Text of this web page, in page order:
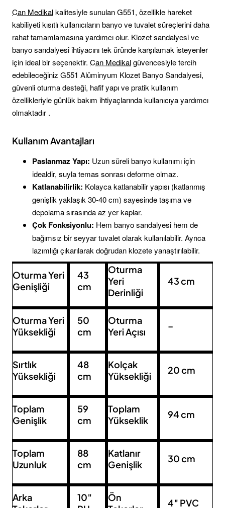
Can Medikalkalitesiyle sunulan G551, özellikle hareket
kabiliyeti kısıtlı kullanıcıların banyo ve tuvalet süreçlerini daha
rahat tamamlamasına yardımcı olur. Klozet sandalyesi ve
banyo sandalyesi ihtiyacını tek üründe karşılamak isteyenler
için ideal bir seçenektir. Can Medikalgüvencesiyle tercih
edebileceğiniz G551 Alüminyum Klozet Banyo Sandalyesi,
güvenli oturma desteği, hafif yapı ve pratik kullanım
özellikleriyle günlük bakım ihtiyaçlarında kullanıcıya yardımcı
olmaktadır .
Kullanım Avantajları
Paslanmaz Yapı: Uzun süreli banyo kullanımı için
idealdir, suyla temas sonrası deforme olmaz.
Katlanabilirlik: Kolayca katlanabilir yapısı (katlanmış
genişlik yaklaşık 30-40 cm) sayesinde taşıma ve
depolama sırasında az yer kaplar.
Çok Fonksiyonlu: Hem banyo sandalyesi hem de
bağımsız bir seyyar tuvalet olarak kullanılabilir. Ayrıca
lazımlığı çıkarılarak doğrudan klozete yanaştırılabilir.
Oturma Yeri
Genişliği
43
cm
Oturma
Yeri
Derinliği
43 cm
Oturma Yeri
Yüksekliği
50
cm
Oturma
Yeri Açısı
–
Sırtlık
Yüksekliği
48
cm
Kolçak
Yüksekliği
20 cm
Toplam
Genişlik
59
cm
Toplam
Yükseklik
94 cm
Toplam
Uzunluk
88
cm
Katlanır
Genişlik
30 cm
Arka
10″
Ön
4″ PVC